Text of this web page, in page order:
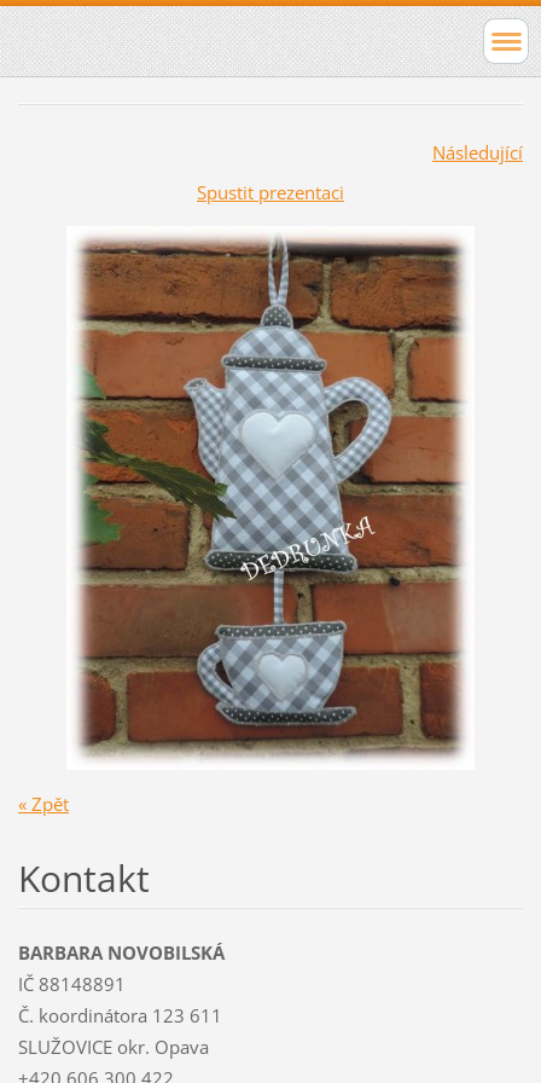
Následující
Spustit prezentaci
« Zpět
Kontakt
BARBARA NOVOBILSKÁ
IČ 88148891
Č. koordinátora 123 611
SLUŽOVICE okr. Opava
+420 606 300 422